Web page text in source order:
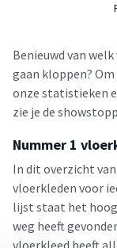
Benieuwd van
gaan kloppen?
onze statistieken
zie je de
Nummer 1
In dit overzicht
vloerkleden voor
lijst staat het
weg heeft